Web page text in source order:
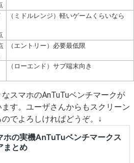
（ミドルレンジ）軽いゲームくらいなら
（エントリー）必要最低限
（ローエンド）サブ端末向き
スマホのAnTuTuベンチマークが
す。ユーザさんからもスクリーン
でよろしければどうぞ。↓